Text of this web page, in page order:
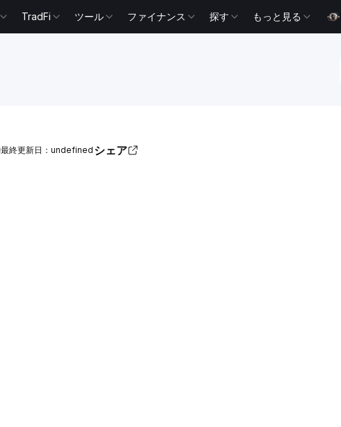
TradFi ツール ファイナンス 探す もっと見る
最終更新日：undefined シェア